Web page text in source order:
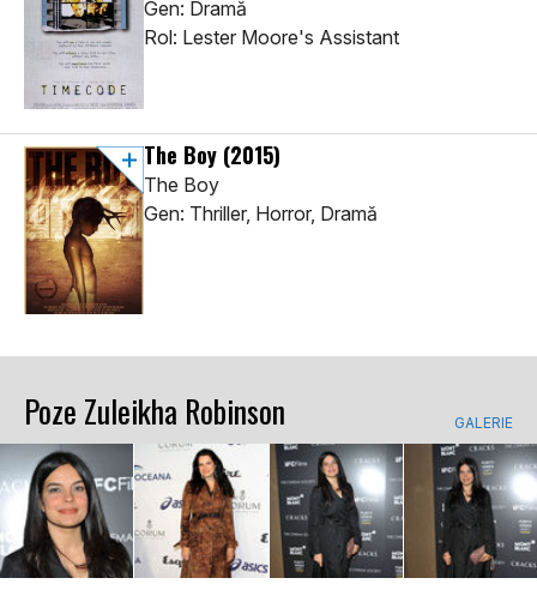
Gen: Dramă
Rol: Lester Moore's Assistant
The Boy (2015)
The Boy
Gen: Thriller, Horror, Dramă
Poze Zuleikha Robinson GALERIE